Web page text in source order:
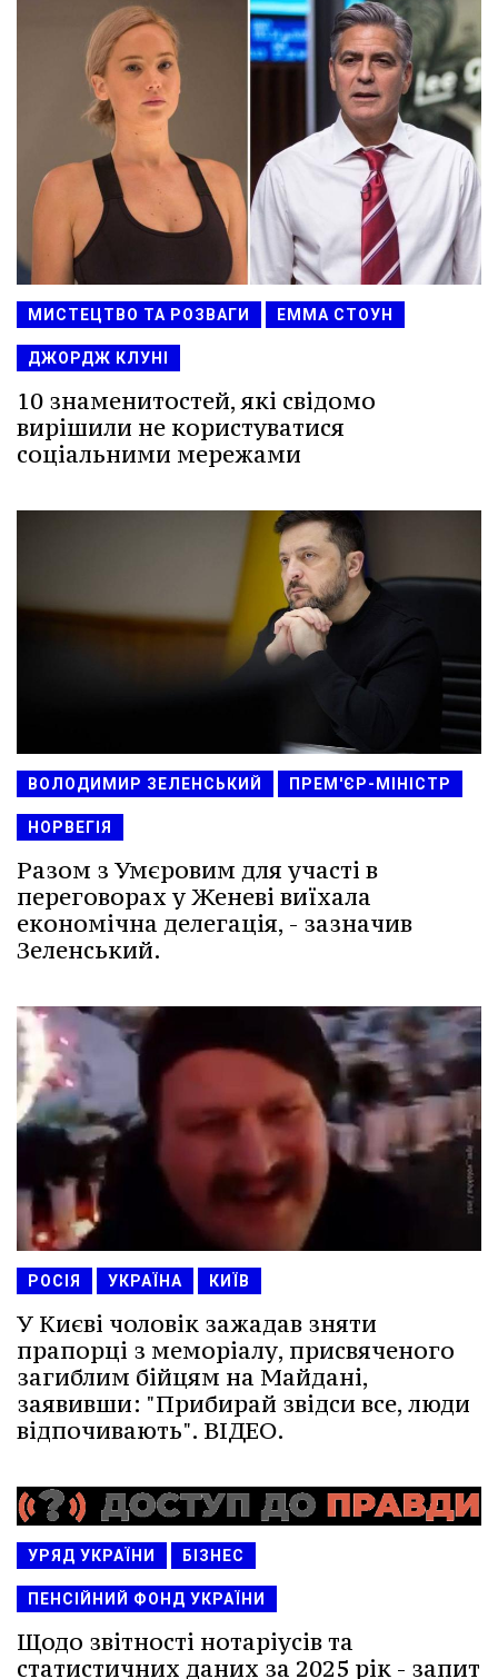
МИСТЕЦТВО ТА РОЗВАГИ ЕММА СТОУН
ДЖОРДЖ КЛУНІ
10 знаменитостей, які свідомо
вирішили не користуватися
соціальними мережами
ВОЛОДИМИР ЗЕЛЕНСЬКИЙ ПРЕМ'ЄР-МІНІСТР
НОРВЕГІЯ
Разом з Умєровим для участі в
переговорах у Женеві виїхала
економічна делегація, - зазначив
Зеленський.
РОСІЯ УКРАЇНА КИЇВ
У Києві чоловік зажадав зняти
прапорці з меморіалу, присвяченого
загиблим бійцям на Майдані,
заявивши: "Прибирай звідси все, люди
відпочивають". ВІДЕО.
УРЯД УКРАЇНИ БІЗНЕС
ПЕНСІЙНИЙ ФОНД УКРАЇНИ
Щодо звітності нотаріусів та
статистичних даних за 2025 рік - запит